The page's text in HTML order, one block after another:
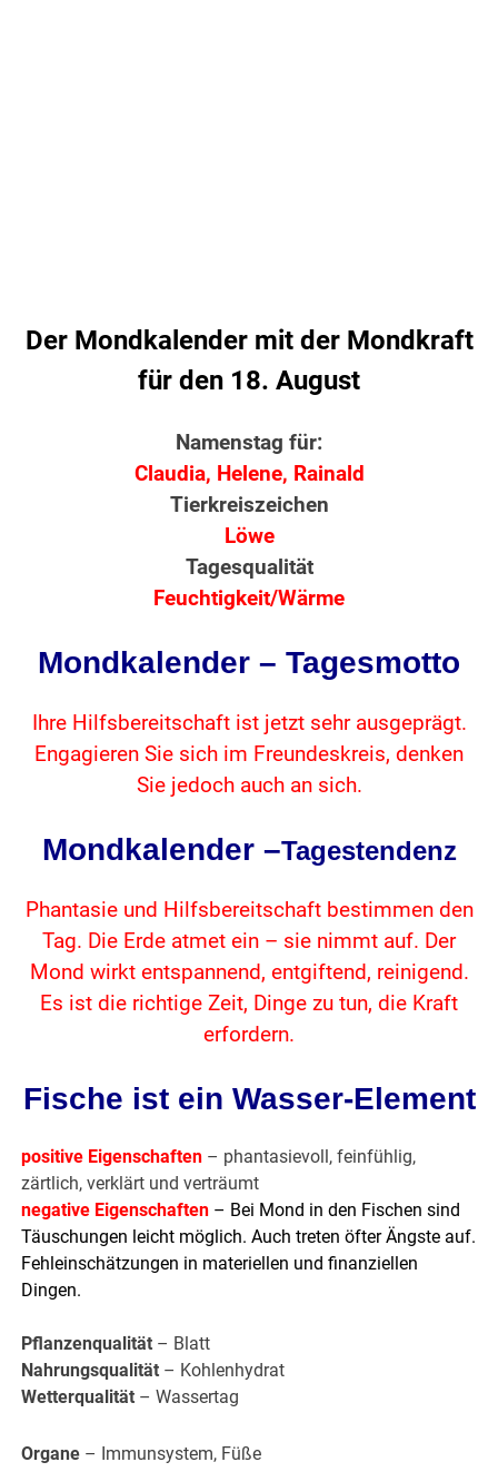
Der Mondkalender mit der Mondkraft
für den 18. August
Namenstag für:
Claudia, Helene, Rainald
Tierkreiszeichen
Löwe
Tagesqualität
Feuchtigkeit/Wärme
Mondkalender – Tagesmotto
Ihre Hilfsbereitschaft ist jetzt sehr ausgeprägt.
Engagieren Sie sich im Freundeskreis, denken
Sie jedoch auch an sich.
Mondkalender –Tagestendenz
Phantasie und Hilfsbereitschaft bestimmen den
Tag. Die Erde atmet ein – sie nimmt auf. Der
Mond wirkt entspannend, entgiftend, reinigend.
Es ist die richtige Zeit, Dinge zu tun, die Kraft
erfordern.
Fische ist ein Wasser-Element
positive Eigenschaften – phantasievoll, feinfühlig,
zärtlich, verklärt und verträumt
negative Eigenschaften – Bei Mond in den Fischen sind
Täuschungen leicht möglich. Auch treten öfter Ängste auf.
Fehleinschätzungen in materiellen und finanziellen
Dingen.
Pflanzenqualität – Blatt
Nahrungsqualität – Kohlenhydrat
Wetterqualität – Wassertag
Organe – Immunsystem, Füße